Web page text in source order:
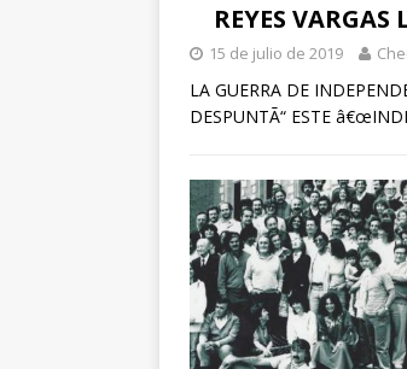
REYES
15 de julio de 2019
LA GUERRA DE
DESPUNTÃ“ ESTE